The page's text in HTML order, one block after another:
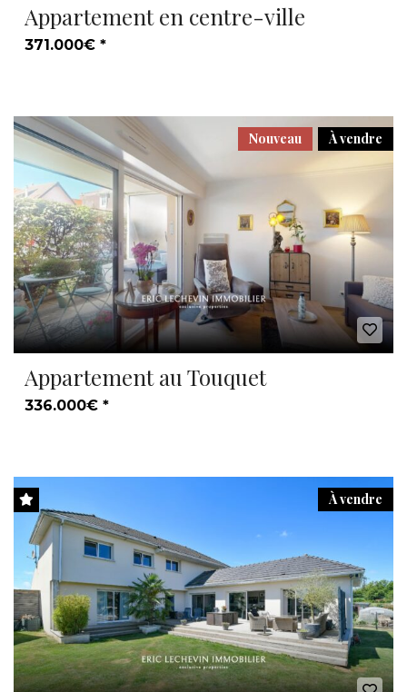
Appartement en centre-ville
371.000€ *
À vendre
Nouveau
Appartement au Touquet
336.000€ *
À vendre